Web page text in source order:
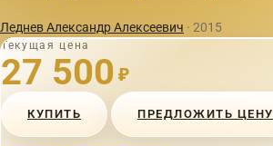
Леднев Александр Алексеевич · 2015
Текущая цена
27 500 ₽
КУПИТЬ ПРЕДЛОЖИТЬ ЦЕНУ